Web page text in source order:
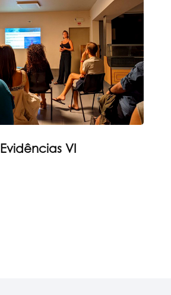
Evidências VI